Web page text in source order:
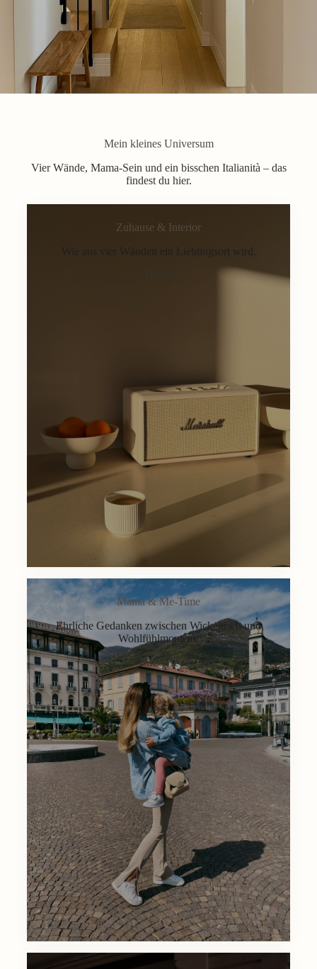
Mein kleines Universum
Vier Wände, Mama-Sein und ein bisschen Italianità – das
findest du hier.
Zuhause & Interior
Wie aus vier Wänden ein Lieblingsort wird.
Mama & Me-Time
Ehrliche Gedanken zwischen Wickeltisch und
Wohlfühlmoment.
Lifestyle